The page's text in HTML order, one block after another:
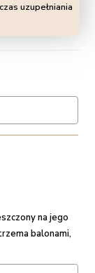
uzupełniania
na jego
balonami,